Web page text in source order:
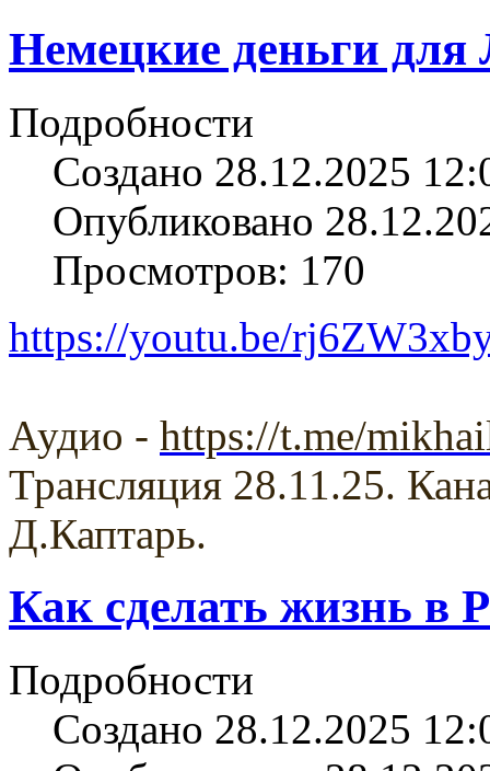
Немецкие деньги для
Подробности
Создано 28.12.2025
Опубликовано
Просмотров: 170
https://youtu.be/
Аудио - https://t.me/
Трансляция 28.11.25.
Д.Каптарь.
Как сделать жизнь в
Подробности
Создано 28.12.2025